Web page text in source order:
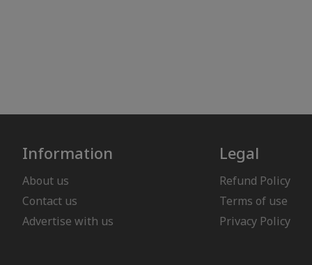
Information
About us
Contact us
Advertise with us
Legal
Refund Policy
Terms of use
Privacy Policy